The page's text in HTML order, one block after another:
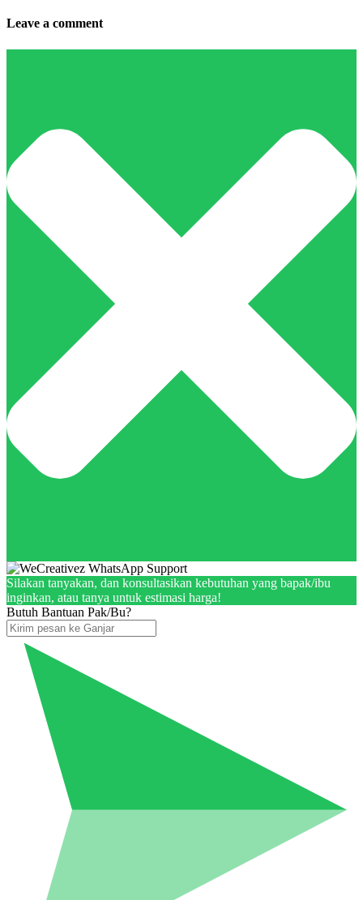
Leave a comment
Silakan tanyakan, dan konsultasikan kebutuhan yang bapak/ibu
inginkan, atau tanya untuk estimasi harga!
Butuh Bantuan Pak/Bu?